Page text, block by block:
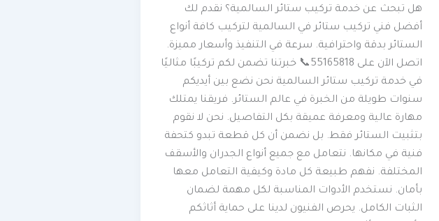
هل تبحث عن خدمة تركيب ستائر السالمية؟ نقدم لك
أفضل فني تركيب ستائر في السالمية لتركيب كافة أنواع
الستائر بدقة واحترافية. سرعة في التنفيذ وأسعار مميزة.
اتصل الآن على 55165818📞 خبرتنا تضمن لكم تركيبًا مثاليًا
في خدمة تركيب ستائر السالمية نحن نضع بين أيديكم
سنوات طويلة من الخبرة في عالم الستائر. فريقنا يمتلك
مهارة عالية ومعرفة عميقة بكل التفاصيل. نحن لا نقوم
بتثبيت الستائر فقط. بل نضمن أن كل قطعة تبدو كتحفة
فنية في مكانها. نتعامل مع جميع أنواع الجدران والأسقف
المختلفة. نفهم طبيعة كل مادة وكيفية التعامل معها
بأمان. نستخدم الأدوات المناسبة لكل مهمة لضمان
الثبات الكامل. يحرص الفنيون لدينا على حماية أثاثكم